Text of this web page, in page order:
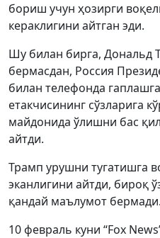
бориш учун ҳозирги
кераклигини айтган эди.
Шу билан бирга, Дональд
бермасдан, Россия
билан телефонда
етакчисининг сўзларига
майдонида ўлишни бас
айтди.
Трамп урушни тугатишга
эканлигини айтди, бироқ
қандай маълумот бермади.
10 февраль куни “Fox